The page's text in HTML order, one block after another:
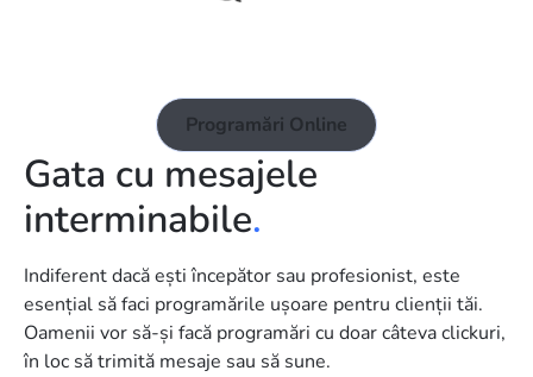
Programări Online
Gata cu mesajele
interminabile.
Indiferent dacă ești începător sau profesionist, este
esențial să faci programările ușoare pentru clienții tăi.
Oamenii vor să-și facă programări cu doar câteva clickuri,
în loc să trimită mesaje sau să sune.